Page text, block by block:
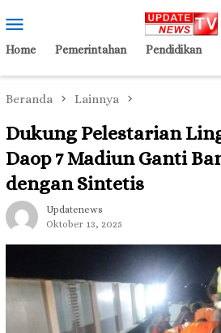
ke
kontenMobile
Home Pemerintahan Pendidikan
Beranda Lainnya
Dukung Pelestarian
Daop 7 Madiun Ganti
dengan Sintetis
Updatenews
Oktober 13, 2025